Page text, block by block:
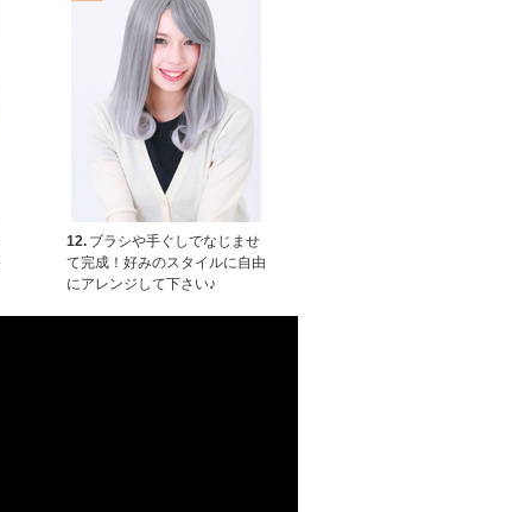
12. ブラシや手ぐしでなじませ
て完成！好みのスタイルに自由
にアレンジして下さい♪